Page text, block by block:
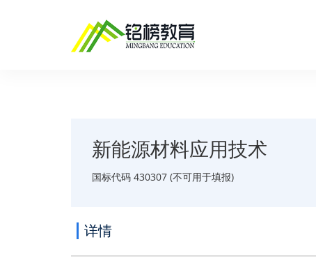
新能源材料应用技术
国标代码 430307 (不可用于填报)
详情